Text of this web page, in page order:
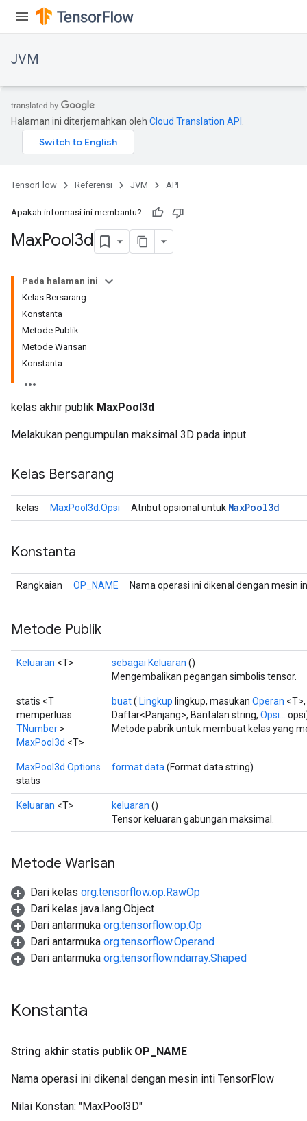
JVM
Halaman ini diterjemahkan oleh Cloud Translation API
TensorFlow Referensi JVM API
Apakah informasi ini membantu?
MaxPool3d
Pada halaman ini
Kelas Bersarang
Konstanta
Metode Publik
Metode Warisan
Konstanta
kelas akhir publik MaxPool3d
Melakukan pengumpulan maksimal 3D pada input.
Kelas Bersarang
kelas MaxPool3d.Opsi Atribut opsional untuk MaxPool3d
Konstanta
Rangkaian OP_NAME Nama operasi ini dikenal dengan mesin
Metode Publik
Keluaran <T> sebagai Keluaran ()
Mengembalikan pegangan simbolis tensor.
statis <T
memperluas
TNumber >
MaxPool3d <T>
buat( Lingkup lingkup, masukan Operan
Daftar<Panjang>, Bantalan string, Opsi...
Metode pabrik untuk membuat kelas yang
MaxPool3d.Options
statis
format data (Format data string)
Keluaran <T> keluaran ()
Tensor keluaran gabungan maksimal.
Metode Warisan
Dari kelas org.tensorflow.op.RawOp
Dari kelas java.lang.Object
Dari antarmuka org.tensorflow.op.Op
Dari antarmuka org.tensorflow.Operand
Dari antarmuka org.tensorflow.ndarray.Shaped
Konstanta
String akhir statis publik OP NAME
Nama operasi ini dikenal dengan mesin inti TensorFlow
Nilai Konstan: "MaxPool3D"